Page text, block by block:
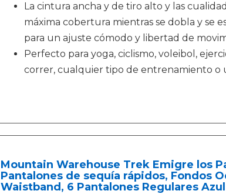
La cintura ancha y de tiro alto y las
máxima cobertura mientras se dobla y se
para un ajuste cómodo y libertad de
Perfecto para yoga, ciclismo, voleibol,
correr, cualquier tipo de entrenamiento o
Mountain Warehouse Trek Emigre los
Pantalones de sequía rápidos, Fondos
Waistband, 6 Pantalones Regulares